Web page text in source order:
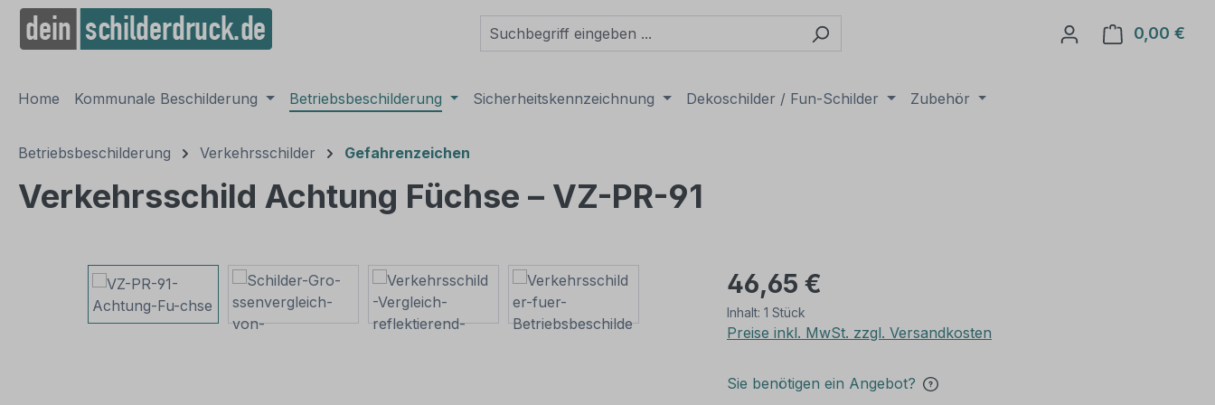
Zur Hauptnavigation springen
0,00 €
Home Kommunale Beschilderung Betriebsbeschilderung Sicherheitskennzeichnung Dekoschilder / Fun-Schilder Zubehör
Betriebsbeschilderung Verkehrsschilder Gefahrenzeichen
Verkehrsschild Achtung Füchse – VZ-PR-91
Bildergalerie überspringen 46,65 €
Inhalt: 1 Stück
Preise inkl. MwSt. zzgl. Versandkosten
Sie benötigen ein Angebot?